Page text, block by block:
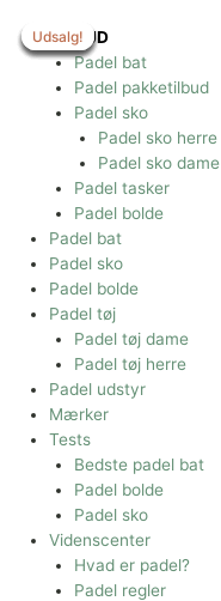
indholdet
TILBUD
Padel bat
Padel pakketilbud
Padel sko
Padel sko herre
Padel sko dame
Padel tasker
Padel bolde
Padel bat
Padel sko
Padel bolde
Padel tøj
Padel tøj dame
Padel tøj herre
Padel udstyr
Mærker
Tests
Bedste padel bat
Padel bolde
Padel sko
Videnscenter
Hvad er padel?
Padel regler
Udsalg!
Udsalg!
Udsalg!
Udsalg!
Udsalg!
Udsalg!
Udsalg!